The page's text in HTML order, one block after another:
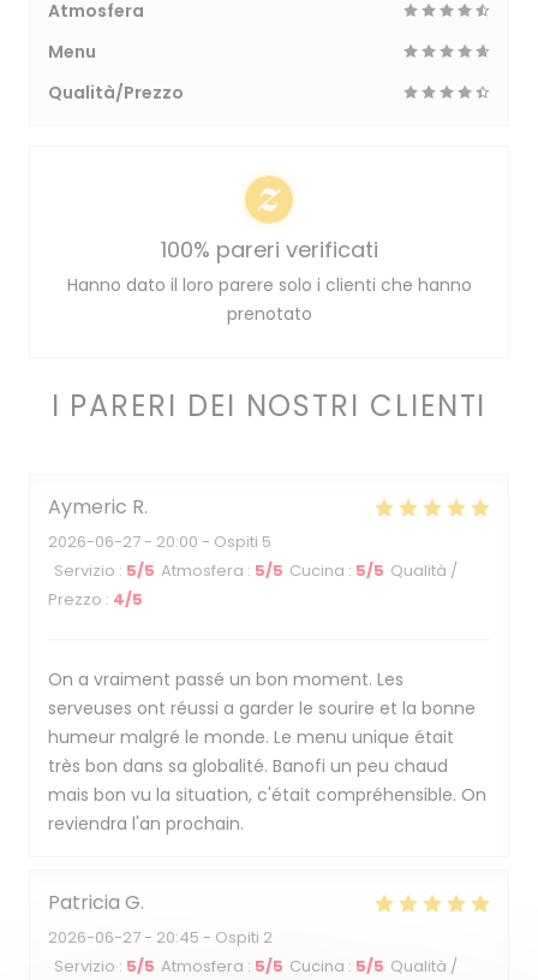
I PARERI DEI NOSTRI CLIENTI
Aymeric R
2026-06-27 - 20:00 - Ospiti 5
Servizio : 5/5 Atmosfera : 5/5 Cucina : 5/5 Qualità /
Prezzo : 4/5
On a vraiment passé un bon moment. Les
serveuses ont réussi a garder le sourire et la bonne
humeur malgré le monde. Le menu unique était
très bon dans sa globalité. Banofi un peu chaud
mais bon vu la situation, c'était compréhensible. On
reviendra l'an prochain.
Patricia G
2026-06-27 - 20:45 - Ospiti 2
Servizio : 5/5 Atmosfera : 5/5 Cucina : 5/5 Qualità /
Atmosfera
Menu
Qualità/Prezzo
100% pareri verificati
Hanno dato il loro parere solo i clienti che hanno
prenotato